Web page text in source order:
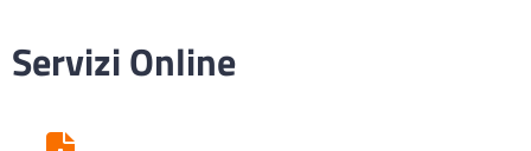
Servizi Online